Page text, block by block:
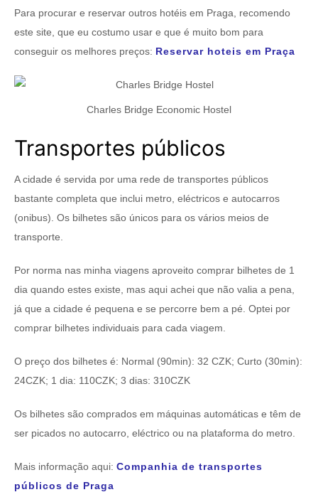
Para procurar e reservar outros hotéis em Praga, recomendo
este site, que eu costumo usar e que é muito bom para
conseguir os melhores preços: Reservar hoteis em Praça
Charles Bridge Economic Hostel
Transportes públicos
A cidade é servida por uma rede de transportes públicos
bastante completa que inclui metro, eléctricos e autocarros
(onibus). Os bilhetes são únicos para os vários meios de
transporte.
Por norma nas minha viagens aproveito comprar bilhetes de 1
dia quando estes existe, mas aqui achei que não valia a pena,
já que a cidade é pequena e se percorre bem a pé. Optei por
comprar bilhetes individuais para cada viagem.
O preço dos bilhetes é: Normal (90min): 32 CZK; Curto (30min):
24CZK; 1 dia: 110CZK; 3 dias: 310CZK
Os bilhetes são comprados em máquinas automáticas e têm de
ser picados no autocarro, eléctrico ou na plataforma do metro.
Mais informação aqui: Companhia de transportes
públicos de Praga